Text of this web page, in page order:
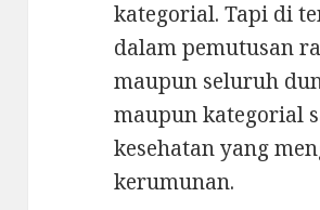
kategorial. Tapi di
dalam pemutusan
maupun seluruh
maupun kategorial
kesehatan yang
kerumunan.